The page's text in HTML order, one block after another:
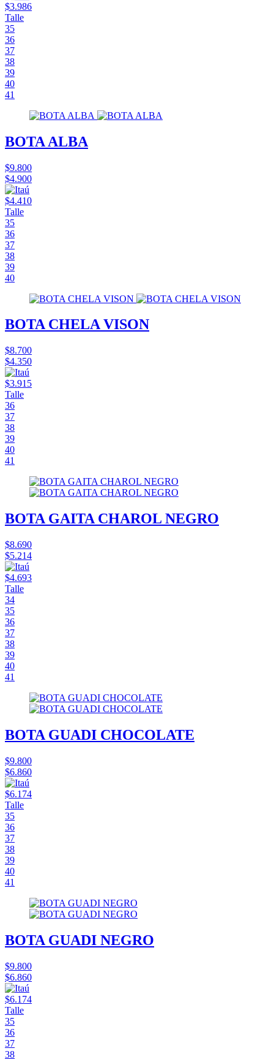
$3.986
Talle
35
36
37
38
39
40
41
BOTA ALBA
$9.800
$4.900
$4.410
Talle
35
36
37
38
39
40
BOTA CHELA VISON
$8.700
$4.350
$3.915
Talle
36
37
38
39
40
41
BOTA GAITA CHAROL NEGRO
$8.690
$5.214
$4.693
Talle
34
35
36
37
38
39
40
41
BOTA GUADI CHOCOLATE
$9.800
$6.860
$6.174
Talle
35
36
37
38
39
40
41
BOTA GUADI NEGRO
$9.800
$6.860
$6.174
Talle
35
36
37
38